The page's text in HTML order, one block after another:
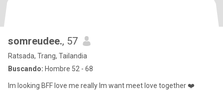
somreudee., 57
Ratsada, Trang, Tailandia
Buscando: Hombre 52 - 68
lm looking BFF love me really lm want meet love together ❤️